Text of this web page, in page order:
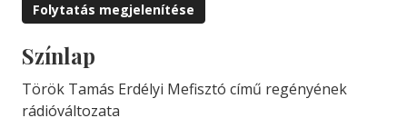
Folytatás megjelenítése
Színlap
Török Tamás Erdélyi Mefisztó című regényének
rádióváltozata